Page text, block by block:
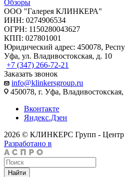
Обзоры
ООО "Галерея КЛИНКЕРА"
ИНН: 0274906534
ОГРН: 1150280043627
КПП: 027801001
Юридический адрес: 450078,
Уфа, ул. Владивостокская, д. 10
+7 (347) 266-72-21
Заказать звонок
info@klinkersgroup.ru
450078, г. Уфа,
Вконтакте
Яндекс.Дзен
2026 © КЛИНКЕРС Групп - Центр
Разработано в
Найти